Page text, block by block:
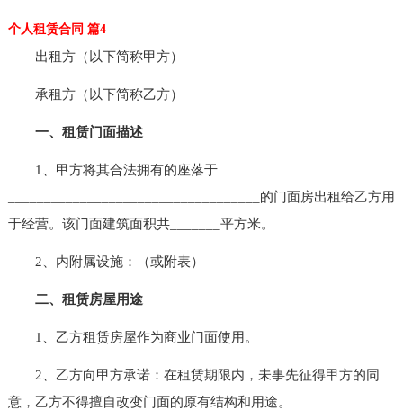
个人租赁合同 篇4
出租方（以下简称甲方）
承租方（以下简称乙方）
一、租赁门面描述
1、甲方将其合法拥有的座落于
___________________________________的门面房出租给乙方用
于经营。该门面建筑面积共_______平方米。
2、内附属设施：（或附表）
二、租赁房屋用途
1、乙方租赁房屋作为商业门面使用。
2、乙方向甲方承诺：在租赁期限内，未事先征得甲方的同
意，乙方不得擅自改变门面的原有结构和用途。